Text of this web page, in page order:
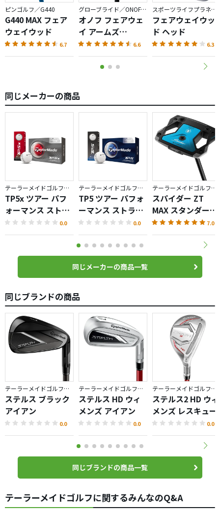
ピンゴルフ／G440
G440 MAX フェア
ウェイウッド
6.7
グローブライド／ONOFF AKA
オノフ フェアウェ
イ アームズ
AKA（2026）
6.6
スポーツライフプラネッツ／RODDIO
フェアウェイウッ
ド ヘッド
6.3
同じメーカーの商品
テーラーメイドゴルフ／TP5
TP5x ツアー パフ
ォーマンス ストラ
イプ ボール
0.0
テーラーメイドゴルフ／TP5
TP5 ツアー パフォ
ーマンス ストライ
プ ボール
0.0
テーラーメイドゴルフ／Spider ZT
スパイダー ZT
MAX スタンダード
パター
7.0
同じメーカーの商品一覧
同じブランドの商品
テーラーメイドゴルフ／STEALTH
ステルス ブラック
アイアン
0.0
テーラーメイドゴルフ／STEALTH
ステルス HD ウィ
メンズ アイアン
0.0
テーラーメイドゴルフ／STEALTH
ステルス2 HD ウィ
メンズ レスキュー
0.0
同じブランドの商品一覧
テーラーメイドゴルフに関するみんなのQ&A